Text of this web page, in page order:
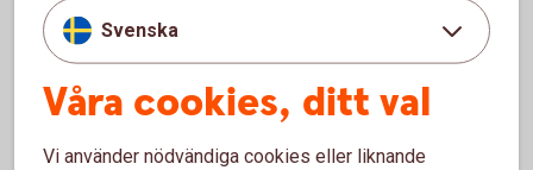
Behöver du en bilförsäkring till din företagsbil? Våra
försäkringar har ett omfattande skydd och smidig
skadehantering. Försäkringen gäller även vid leasing
av bil. Försäkringsgivare är Tre Kronor Försäkring AB.
Svenska
Våra cookies, ditt val
Vi använder nödvändiga cookies eller liknande